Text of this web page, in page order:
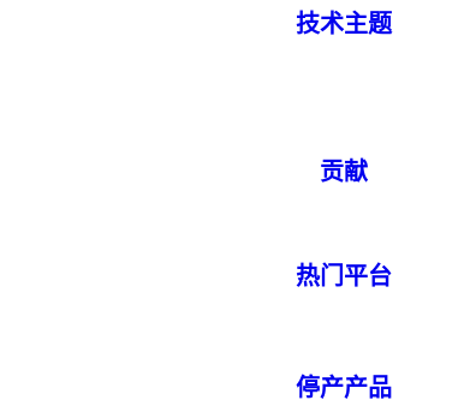
技术主题
贡献
热门平台
停产产品